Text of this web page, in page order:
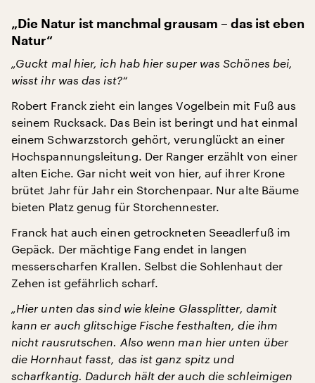
„Die Natur ist manchmal grausam – das ist eben
Natur“
„Guckt mal hier, ich hab hier super was Schönes bei,
wisst ihr was das ist?“
Robert Franck zieht ein langes Vogelbein mit Fuß aus
seinem Rucksack. Das Bein ist beringt und hat einmal
einem Schwarzstorch gehört, verunglückt an einer
Hochspannungsleitung. Der Ranger erzählt von einer
alten Eiche. Gar nicht weit von hier, auf ihrer Krone
brütet Jahr für Jahr ein Storchenpaar. Nur alte Bäume
bieten Platz genug für Storchennester.
Franck hat auch einen getrockneten Seeadlerfuß im
Gepäck. Der mächtige Fang endet in langen
messerscharfen Krallen. Selbst die Sohlenhaut der
Zehen ist gefährlich scharf.
„Hier unten das sind wie kleine Glassplitter, damit
kann er auch glitschige Fische festhalten, die ihm
nicht rausrutschen. Also wenn man hier unten über
die Hornhaut fasst, das ist ganz spitz und
scharfkantig. Dadurch hält der auch die schleimigen